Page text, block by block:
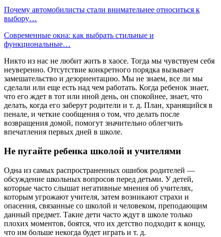
Почему автомобилисты стали внимательнее относиться к
выбору…
Современные окна: как выбрать стильные и
функциональные…
Никто из нас не любит жить в хаосе. Тогда мы чувствуем себя
неуверенно. Отсутствие конкретного порядка вызывает
замешательство и дезориентацию. Мы не знаем, все ли мы
сделали или еще есть над чем работать. Когда ребенок знает,
что его ждет в тот или иной день, он спокойнее, знает, что
делать, когда его заберут родители и т. д. План, хранящийся в
пенале, и четкие сообщения о том, что делать после
возвращения домой, помогут значительно облегчить
впечатления первых дней в школе.
Не пугайте ребенка школой и учителями
Одна из самых распространенных ошибок родителей —
обсуждение школьных вопросов перед детьми. У детей,
которые часто слышат негативные мнения об учителях,
которым угрожают учителя, затем возникают страхи и
опасения, связанные со школой и человеком, преподающим
данный предмет. Такие дети часто ждут в школе только
плохих моментов, боятся, что их детство подходит к концу,
что им больше некогда будет играть и т. д.